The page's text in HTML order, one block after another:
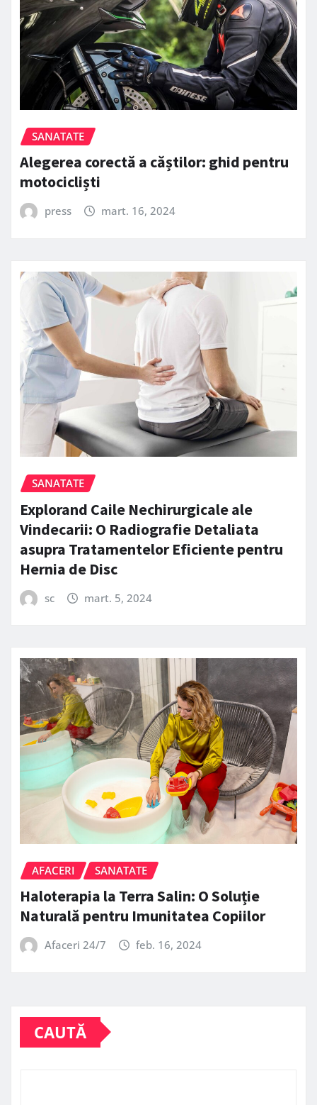
SANATATE
Alegerea corectă a căștilor: ghid pentru
motocicliști
press mart. 16, 2024
SANATATE
Explorand Caile Nechirurgicale ale
Vindecarii: O Radiografie Detaliata
asupra Tratamentelor Eficiente pentru
Hernia de Disc
sc mart. 5, 2024
AFACERI SANATATE
Haloterapia la Terra Salin: O Soluție
Naturală pentru Imunitatea Copiilor
Afaceri 24/7 feb. 16, 2024
CAUTĂ